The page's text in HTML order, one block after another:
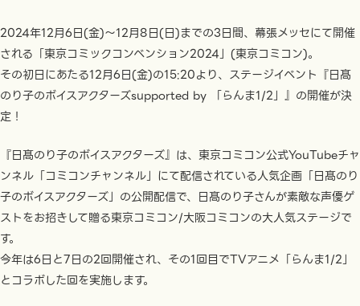
2024年12月6日(金)～12月8日(日)までの3日間、幕張メッセにて開催
される「東京コミックコンベンション2024」(東京コミコン)。
その初日にあたる12月6日(金)の15:20より、ステージイベント『日髙
のり子のボイスアクターズsupported by 「らんま1/2」』の開催が決
定！
『日髙のり子のボイスアクターズ』は、東京コミコン公式YouTubeチャ
ンネル「コミコンチャンネル」にて配信されている人気企画「日髙のり
子のボイスアクターズ」の公開配信で、日髙のり子さんが素敵な声優ゲ
ストをお招きして贈る東京コミコン/大阪コミコンの大人気ステージで
す。
今年は6日と7日の2回開催され、その1回目でTVアニメ「らんま1/2」
とコラボした回を実施します。